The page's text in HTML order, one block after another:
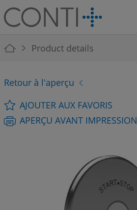
Skip to main navigation
Skip to main content
Skip to page footer
You are here:
Product details
Retour à l'aperçu
AJOUTER AUX FAVORIS
APERÇU AVANT IMPRESSION